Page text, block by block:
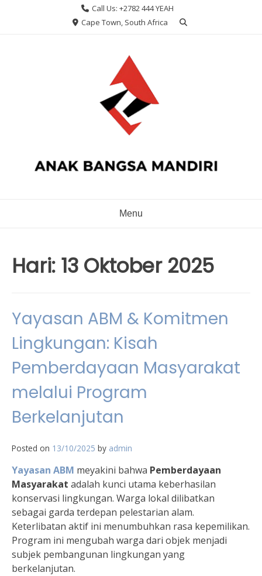
Call Us: +2782 444 YEAH
Cape Town, South Africa
Menu
Hari: 13 Oktober 2025
Yayasan ABM & Komitmen
Lingkungan: Kisah
Pemberdayaan Masyarakat
melalui Program
Berkelanjutan
Posted on 13/10/2025 by admin
Yayasan ABM meyakini bahwa Pemberdayaan
Masyarakat adalah kunci utama keberhasilan
konservasi lingkungan. Warga lokal dilibatkan
sebagai garda terdepan pelestarian alam.
Keterlibatan aktif ini menumbuhkan rasa kepemilikan.
Program ini mengubah warga dari objek menjadi
subjek pembangunan lingkungan yang
berkelanjutan.